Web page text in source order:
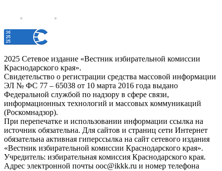
2025 Сетевое издание «Вестник избирательной комиссии
Краснодарского края».
Свидетельство о регистрации средства массовой информации
ЭЛ № ФС 77 – 65038 от 10 марта 2016 года выдано
Федеральной службой по надзору в сфере связи,
информационных технологий и массовых коммуникаций
(Роскомнадзор).
При перепечатке и использовании информации ссылка на
источник обязательна. Для сайтов и страниц сети Интернет
обязательна активная гиперссылка на сайт сетевого издания
«Вестник избирательной комиссии Краснодарского края».
Учредитель: избирательная комиссия Краснодарского края.
Адрес электронной почты ooc@ikkk.ru и номер телефона